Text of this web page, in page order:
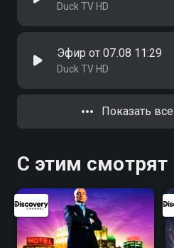
Duck TV HD
Эфир от 07.08 11:29
Duck TV HD
Показать
С этим смотрят